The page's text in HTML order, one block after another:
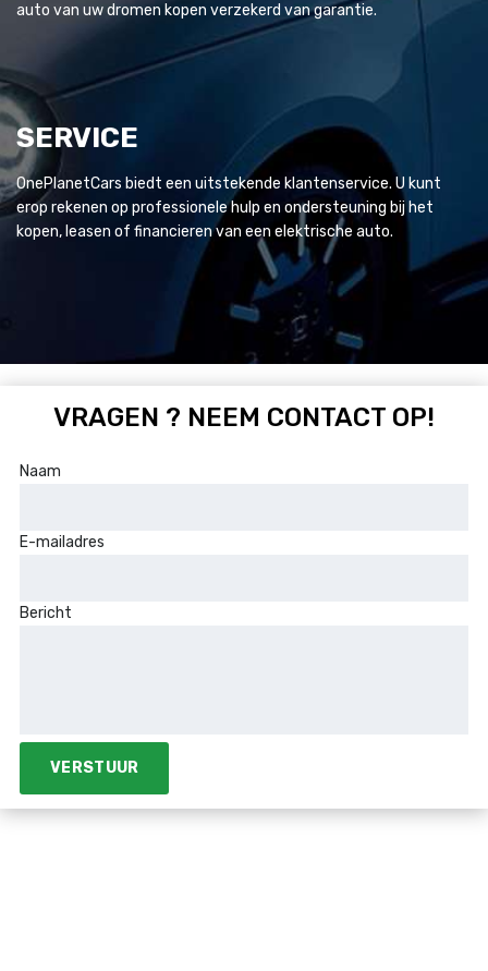
auto van uw dromen kopen verzekerd van garantie.
SERVICE
OnePlanetCars biedt een uitstekende klantenservice. U kunt
erop rekenen op professionele hulp en ondersteuning bij het
kopen, leasen of financieren van een elektrische auto.
VRAGEN ? NEEM CONTACT OP!
Naam
E-mailadres
Bericht